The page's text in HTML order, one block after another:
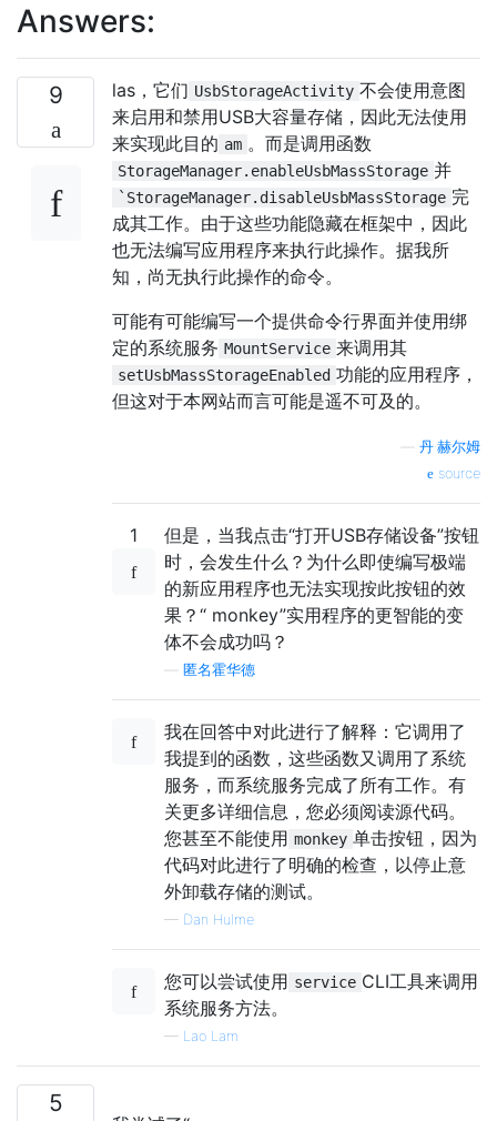
Answers:
9 las，它们 UsbStorageActivity 不会使用意图
来启用和禁用USB大容量存储，因此无法使用
来实现此目的 am 。而是调用函数
StorageManager.enableUsbMassStorage 并
`StorageManager.disableUsbMassStorage 完
成其工作。由于这些功能隐藏在框架中，因此
也无法编写应用程序来执行此操作。据我所
知，尚无执行此操作的命令。
可能有可能编写一个提供命令行界面并使用绑
定的系统服务 MountService 来调用其
setUsbMassStorageEnabled 功能的应用程序，
但这对于本网站而言可能是遥不可及的。
丹·赫尔姆
source
1
但是，当我点击“打开USB存储设备”按钮
时，会发生什么？为什么即使编写极端
的新应用程序也无法实现按此按钮的效
果？“ monkey”实用程序的更智能的变
体不会成功吗？
匿名霍华德
我在回答中对此进行了解释：它调用了
我提到的函数，这些函数又调用了系统
服务，而系统服务完成了所有工作。有
关更多详细信息，您必须阅读源代码。
您甚至不能使用 monkey 单击按钮，因为
代码对此进行了明确的检查，以停止意
外卸载存储的测试。
— Dan Hulme
您可以尝试使用 service CLI工具来调用
系统服务方法。
— Lao Lam
5